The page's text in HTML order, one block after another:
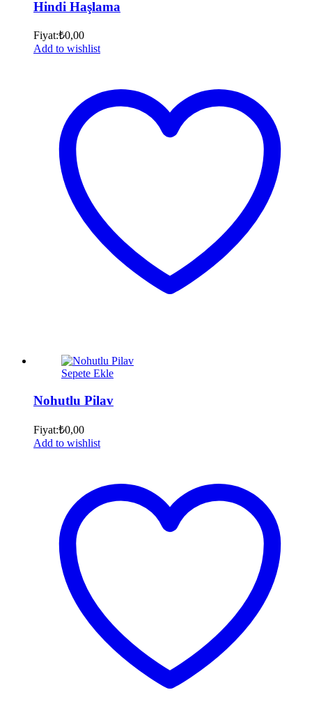
Hindi Haşlama
Fiyat:₺0,00
Add to wishlist
Sepete Ekle
Nohutlu Pilav
Fiyat:₺0,00
Add to wishlist